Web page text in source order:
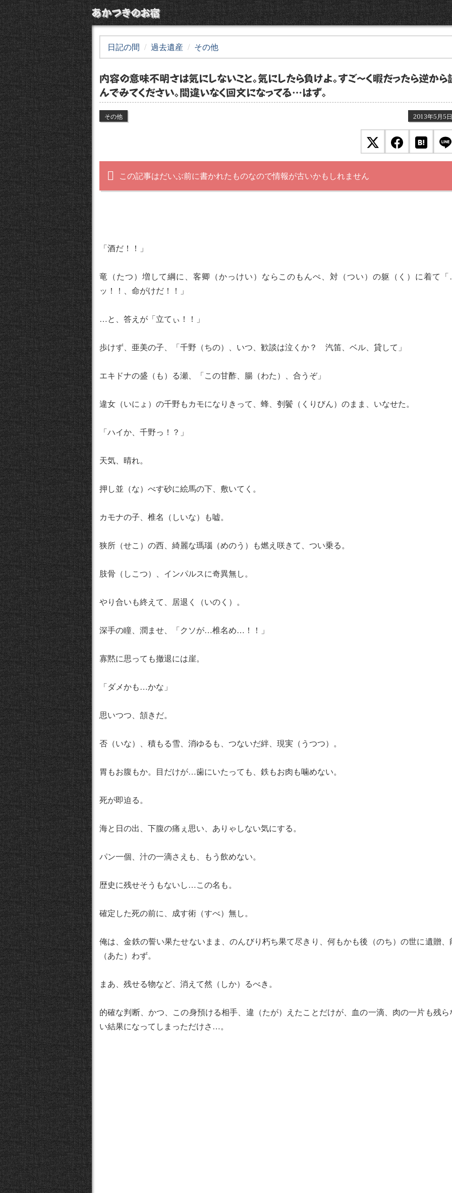
あかつきのお宿
日記の間 過去遺産 その他
内容の意味不明さは気にしないこと。気にしたら負けよ。すご～く暇だったら逆から
んでみてください。間違いなく回文になってる…はず。
その他 2013年5月5日
この記事はだいぶ前に書かれたものなので情報が古いかもしれません
「酒だ！！」
竜（たつ）増して綱に、客卿（かっけい）ならこのもんぺ、対（つい）の躯（く）に着て
ッ！！、命がけだ！！」
…と、答えが「立てぃ！！」
歩けず、亜美の子、「千野（ちの）、いつ、歓談は泣くか？ 汽笛、ベル、貸して」
エキドナの盛（も）る瀬、「この甘酢、腸（わた）、合うぞ」
違女（いにょ）の千野もカモになりきって、蜂、刳鬢（くりびん）のまま、いなせた。
「ハイか、千野っ！？」
天気、晴れ。
押し並（な）べす砂に絵馬の下、敷いてく。
カモナの子、椎名（しいな）も嘘。
狭所（せこ）の西、綺麗な瑪瑙（めのう）も燃え咲きて、つい乗る。
肢骨（しこつ）、インパルスに奇異無し。
やり合いも終えて、居退く（いのく）。
深手の瞳、潤ませ、「クソが…椎名め…！！」
寡黙に思っても撤退には崖。
「ダメかも…かな」
思いつつ、頷きだ。
否（いな）、積もる雪、消ゆるも、つないだ絆、現実（うつつ）。
胃もお腹もか。目だけが…歯にいたっても、鉄もお肉も噛めない。
死が即迫る。
海と日の出、下腹の痛ぇ思い、ありゃしない気にする。
パン一個、汁の一滴さえも、もう飲めない。
歴史に残せそうもないし…この名も。
確定した死の前に、成す術（すべ）無し。
俺は、金鉄の誓い果たせないまま、のんびり朽ち果て尽きり、何もかも後（のち）の世に遺贈、
（あた）わず。
まあ、残せる物など、消えて然（しか）るべき。
的確な判断、かつ、この身預ける相手、違（たが）えたことだけが、血の一滴、肉の一片も残ら
い結果になってしまっただけさ…。